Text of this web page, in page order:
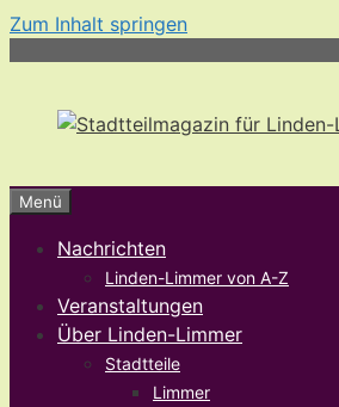
Zum Inhalt springen
Menü
Nachrichten
Linden-Limmer von A-Z
Veranstaltungen
Über Linden-Limmer
Stadtteile
Limmer